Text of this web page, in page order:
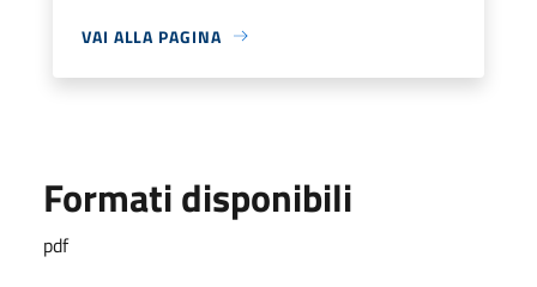
VAI ALLA PAGINA
Formati disponibili
pdf